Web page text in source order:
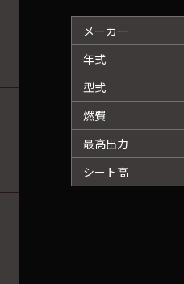
メーカー
年式
型式
燃費
最高出力
シート高